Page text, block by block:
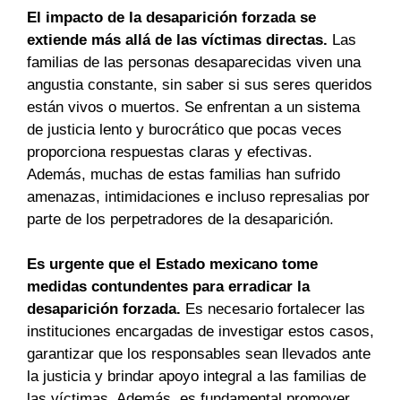
El impacto de la desaparición forzada se
extiende más allá de las víctimas directas. Las
familias de las personas desaparecidas viven una
angustia constante, sin saber si sus seres queridos
están vivos o muertos. Se enfrentan a un sistema
de justicia lento y burocrático que pocas veces
proporciona respuestas claras y efectivas.
Además, muchas de estas familias han sufrido
amenazas, intimidaciones e incluso represalias por
parte de los perpetradores de la desaparición.
Es urgente que el Estado mexicano tome
medidas contundentes para erradicar la
desaparición forzada. Es necesario fortalecer las
instituciones encargadas de investigar estos casos,
garantizar que los responsables sean llevados ante
la justicia y brindar apoyo integral a las familias de